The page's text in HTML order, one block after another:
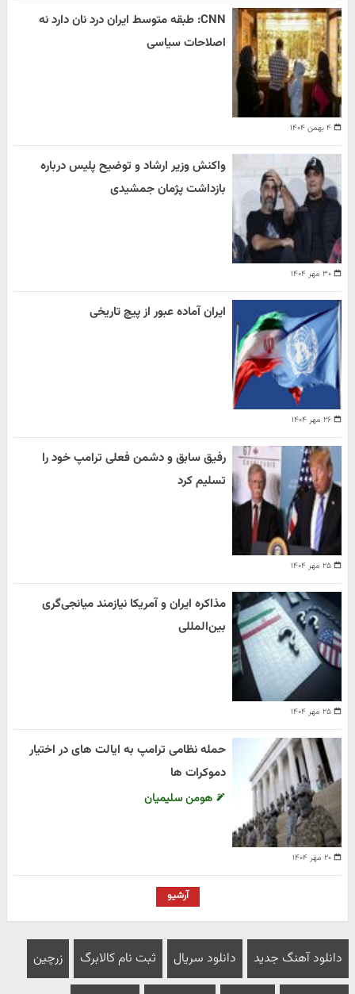
۴ بهمن ۱۴۰۴
CNN: طبقه متوسط ایران درد نان دارد نه
اصلاحات سیاسی
۳۰ مهر ۱۴۰۴
واکنش وزیر ارشاد و توضیح پلیس درباره
بازداشت پژمان جمشیدی
۲۶ مهر ۱۴۰۴
ایران آماده عبور از پیچ تاریخی
۲۵ مهر ۱۴۰۴
رفیق سابق و دشمن فعلی ترامپ خود را
تسلیم کرد
۲۵ مهر ۱۴۰۴
مذاکره ایران و آمریکا نیازمند میانجی‌گری
بین‌المللی
۲۰ مهر ۱۴۰۴
حمله نظامی ترامپ به ایالت های در اختیار
دموکرات ها
هومن سلیمیان
آرشیو
دانلود آهنگ جدید دانلود سریال ثبت نام کالابرگ زرچین